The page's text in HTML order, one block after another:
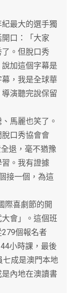
最大的選手獨
口：「大家
。但脫口秀
說加這個字幕是
，我是全球華
演聽完說保留
馬麗也笑了。
口秀協會會
退，毫不猶豫
。我有證據
接一個，為這
喜劇節的開
會」。這個班
個報名者
小時課，最後
七成是澳門本地
內地在澳讀書